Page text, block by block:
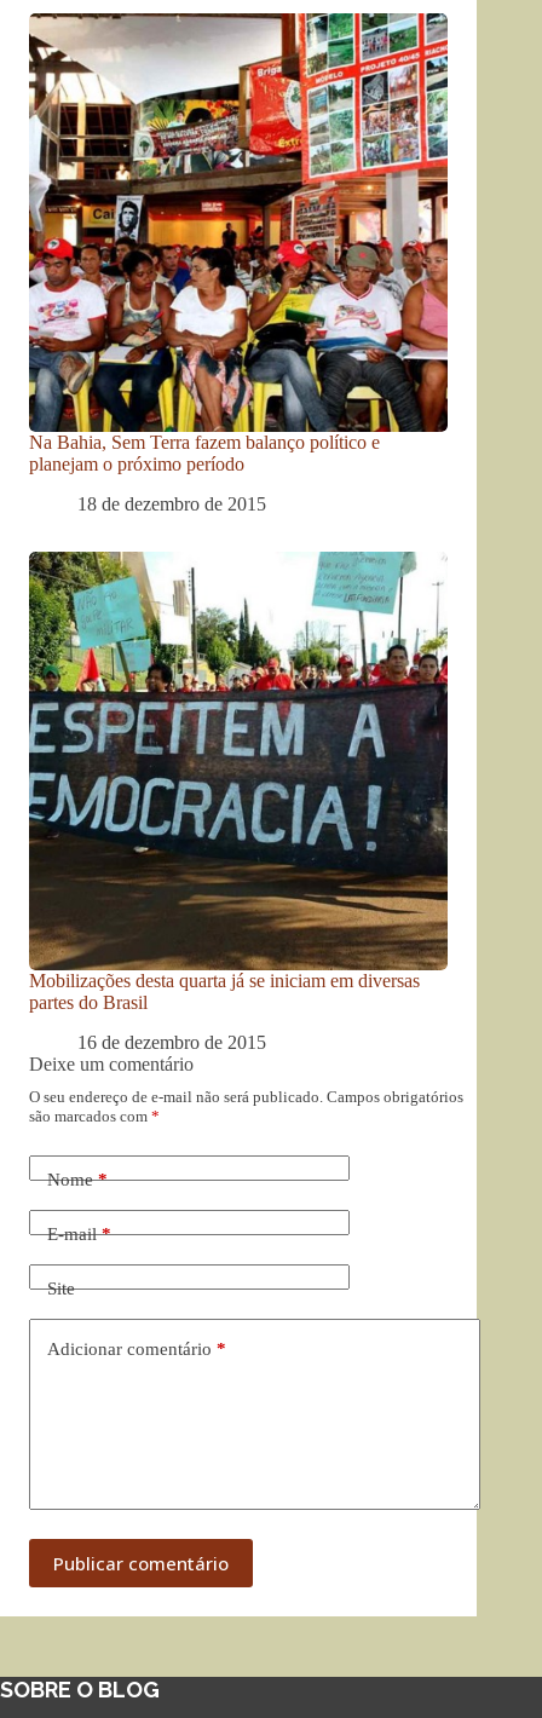
Na Bahia, Sem Terra fazem balanço político e
planejam o próximo período
18 de dezembro de 2015
Mobilizações desta quarta já se iniciam em diversas
partes do Brasil
16 de dezembro de 2015
Deixe um comentário
O seu endereço de e-mail não será publicado. Campos obrigatórios
são marcados com *
Nome*
E-mail*
Site
Adicionar comentário *
Publicar comentário
SOBRE O BLOG